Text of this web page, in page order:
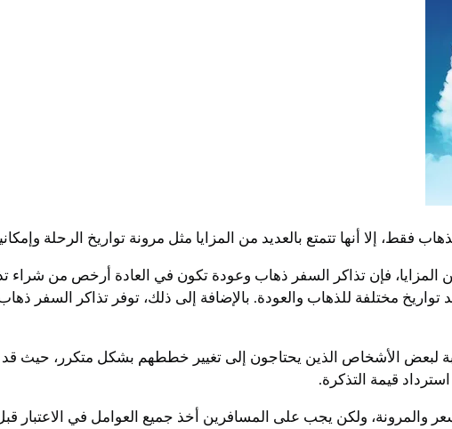
فقط، إلا أنها تتمتع بالعديد من المزايا مثل مرونة تواريخ الرحلة
فإن تذاكر السفر ذهاب وعودة تكون في العادة أرخص من شراء
مختلفة للذهاب والعودة. بالإضافة إلى ذلك، توفر تذاكر السفر
لبعض الأشخاص الذين يحتاجون إلى تغيير خططهم بشكل متكرر، حيث قد
قيمة التذكرة.
ولكن يجب على المسافرين أخذ جميع العوامل في الاعتبار قبل